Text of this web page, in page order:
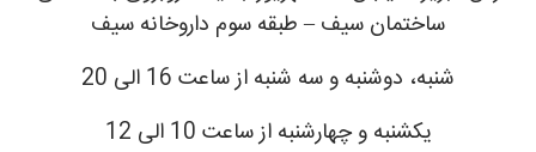
ساختمان سیف – طبقه سوم داروخانه سیف
شنبه، دوشنبه و سه شنبه از ساعت 16 الی 20
یکشنبه و چهارشنبه از ساعت 10 الی 12